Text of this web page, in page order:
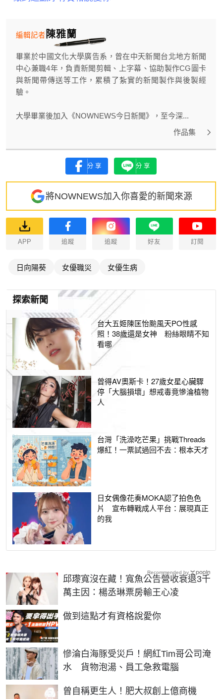
陳雅蘭
編輯記者
畢業於中國文化大學廣告系，曾在中天新聞台北地方新聞
中心兼職4年，負責新聞剪輯、上字幕、協助製作CG圖卡
與新聞帶傳送等工作，累積了紮實的新聞製作與後製經
驗。
大學畢業後加入《NOWNEWS今日新聞》，至今深...
作品集
分享 分享
將NOWNEWS加入你喜愛的新聞來源
APP 追蹤 追蹤 好友 訂閱
日向陽葵 女優職災 女優生病
探索新聞
台大五姬陳匡怡颱風天PO性感
照！38歲還是女神 粉絲眼睛不知
看哪
曾得AV奧斯卡！27歲女星心臟驟
停「大腦損壞」想戒毒竟慘淪植物
人
台灣「洗澡吃芒果」挑戰Threads
爆紅！一票試過回不去：根本天才
日女偶像花奏MOKA認了拍色色
片 宣布轉戰成人平台：展現真正
的我
邱瓈寬沒在藏！寬魚公告營收衰退3千
萬主因：楊丞琳票房輸王心凌
做到這點才有資格說愛你
PR
慘淪白海豚受災戶！網紅Tim哥公司淹
水 貨物泡湯、員工急救電腦
曾自稱更生人！肥大叔創上億商機
Recommended by